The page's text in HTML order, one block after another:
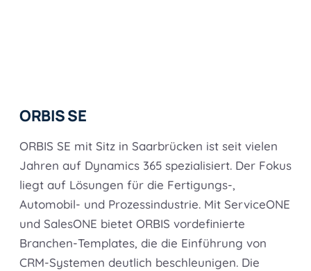
ORBIS SE
ORBIS SE mit Sitz in Saarbrücken ist seit vielen
Jahren auf Dynamics 365 spezialisiert. Der Fokus
liegt auf Lösungen für die Fertigungs-,
Automobil- und Prozessindustrie. Mit ServiceONE
und SalesONE bietet ORBIS vordefinierte
Branchen-Templates, die die Einführung von
CRM-Systemen deutlich beschleunigen. Die